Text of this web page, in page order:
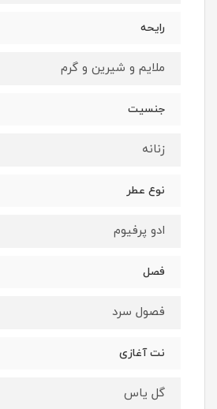
رایحه
ملایم و شیرین و گرم
جنسیت
زنانه
نوع عطر
ادو پرفیوم
فصل
فصول سرد
نت آغازی
گل یاس